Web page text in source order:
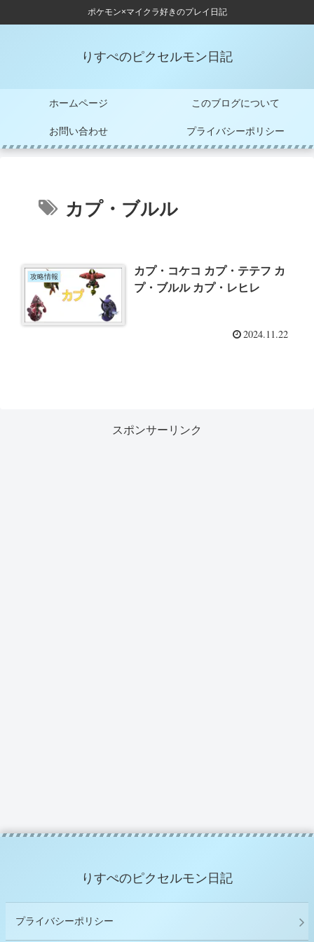
ポケモン×マイクラ好きのプレイ日記
りすぺのピクセルモン日記
ホームページ このブログについて
お問い合わせ プライバシーポリシー
カプ・ブルル
攻略情報
カプ・コケコ カプ・テテフ カ
プ・ブルル カプ・レヒレ
2024.11.22
スポンサーリンク
りすぺのピクセルモン日記
プライバシーポリシー